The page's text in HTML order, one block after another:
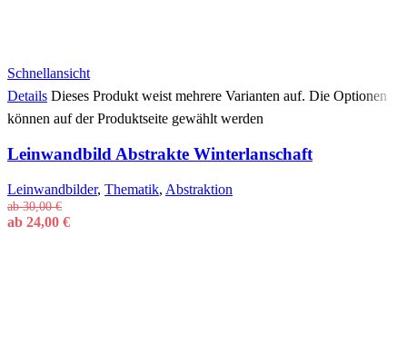
Schnellansicht
Details Dieses Produkt weist mehrere Varianten auf. Die Optionen
können auf der Produktseite gewählt werden
Leinwandbild Abstrakte Winterlanschaft
Leinwandbilder, Thematik, Abstraktion
ab30,00€
ab 24,00 €